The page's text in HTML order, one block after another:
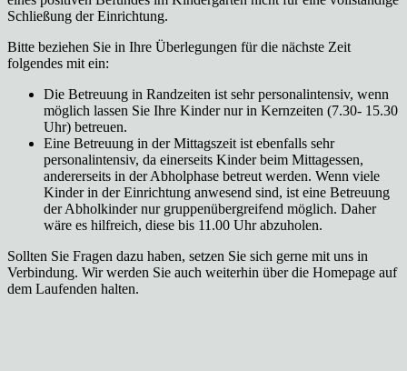
Schließung der Einrichtung.
Bitte beziehen Sie in Ihre Überlegungen für die nächste Zeit
folgendes mit ein:
Die Betreuung in Randzeiten ist sehr personalintensiv, wenn
möglich lassen Sie Ihre Kinder nur in Kernzeiten (7.30- 15.30
Uhr) betreuen.
Eine Betreuung in der Mittagszeit ist ebenfalls sehr
personalintensiv, da einerseits Kinder beim Mittagessen,
andererseits in der Abholphase betreut werden. Wenn viele
Kinder in der Einrichtung anwesend sind, ist eine Betreuung
der Abholkinder nur gruppenübergreifend möglich. Daher
wäre es hilfreich, diese bis 11.00 Uhr abzuholen.
Sollten Sie Fragen dazu haben, setzen Sie sich gerne mit uns in
Verbindung. Wir werden Sie auch weiterhin über die Homepage auf
dem Laufenden halten.